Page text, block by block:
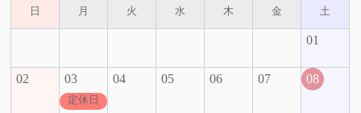
日 月 火 水 木 金 土
01
02 03
定休日
04 05 06 07 08